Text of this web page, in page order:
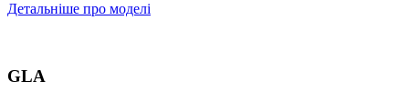
Детальніше про моделі
GLA